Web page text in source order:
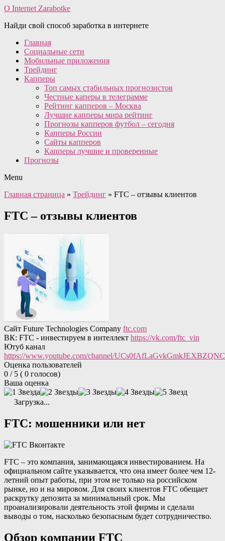
O Internet Zarabotke
Найди свой способ заработка в интернете
Главная
Социальные сети
Мобильные приложения
Трейдинг
Капперы
Топ самых стабильных прогнозистов
Честные каперы в телеграмме
Рейтинг капперов – Москва
Лучшие капперы мира рейтинг
Прогнозы капперов футбол – сегодня
Капперы России
Сайты капперов
Капперы лучшие и проверенные
Прогнозы
Menu
Главная страница » Трейдинг » FTC – отзывы клиентов
FTC – отзывы клиентов
Сайт Future Technologies Company ftc.com
ВК: FTC - инвестируем в интеллект https://vk.com/ftc_vin
Ютуб канал
https://www.youtube.com/channel/
Оценка пользователей
0 / 5 ( 0 голосов)
Ваша оценка
Загрузка...
FTC: мошенники или нет
FTC – это компания, занимающаяся инвестированием. На
официальном сайте указывается, что она имеет более чем 12-
летний опыт работы, при этом не только на российском
рынке, но и на мировом. Для своих клиентов FTC обещает
раскрутку депозита за минимальный срок. Мы
проанализировали деятельность этой фирмы и сделали
выводы о том, насколько безопасным будет сотрудничество.
Обзор компании FTC